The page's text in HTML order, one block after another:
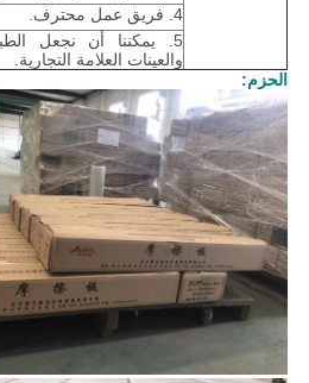
4. فريق عمل محترف.
5. يمكننا أن نجعل
والعينات العلامة التجارية.
الحزم: